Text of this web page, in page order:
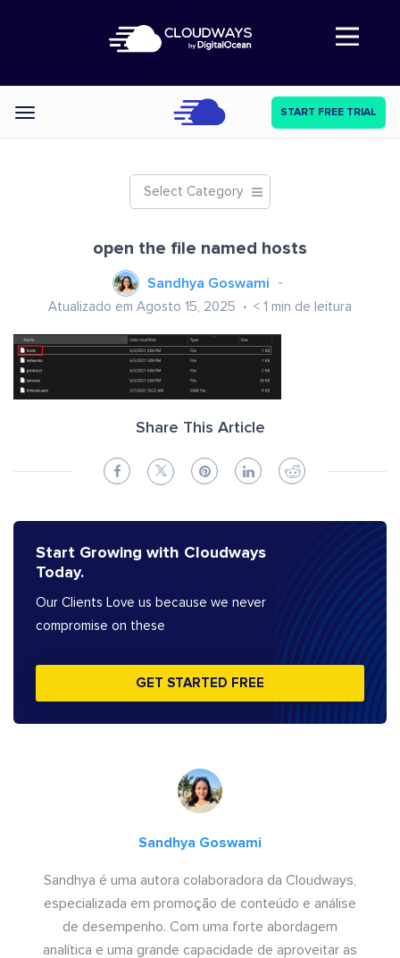
Abre a navegação
Categories START FREE TRIAL
Select Category
open the file named hosts
Sandhya Goswami
Atualizado em Agosto 15, 2025 < 1 min de leitura
Share This Article
Start Growing with Cloudways
Today.
Our Clients Love us because we never
compromise on these
GET STARTED FREE
Sandhya Goswami
Sandhya é uma autora colaboradora da Cloudways,
especializada em promoção de conteúdo e análise
de desempenho. Com uma forte abordagem
analítica e uma grande capacidade de aproveitar as